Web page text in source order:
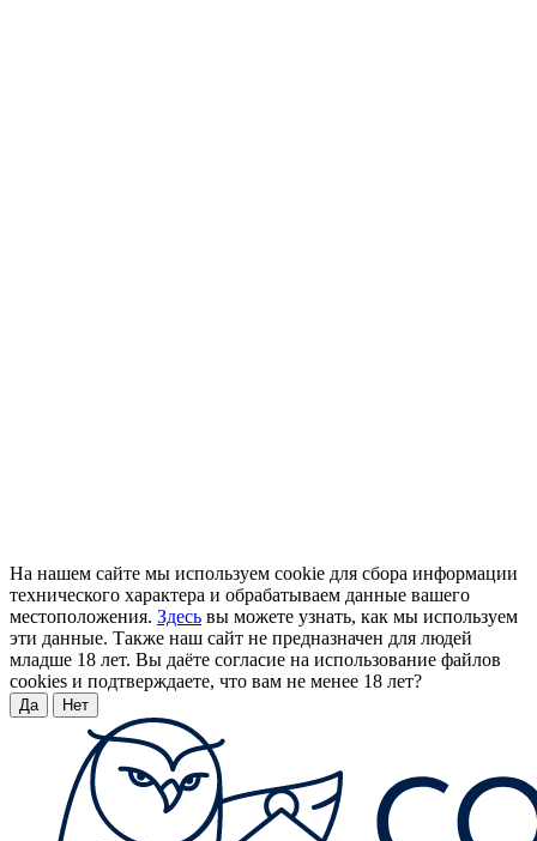
На нашем сайте мы используем cookie для сбора информации
технического характера и обрабатываем данные вашего
местоположения. Здесь вы можете узнать, как мы используем
эти данные. Также наш сайт не предназначен для людей
младше 18 лет. Вы даёте согласие на использование файлов
cookies и подтверждаете, что вам не менее 18 лет?
Да Нет